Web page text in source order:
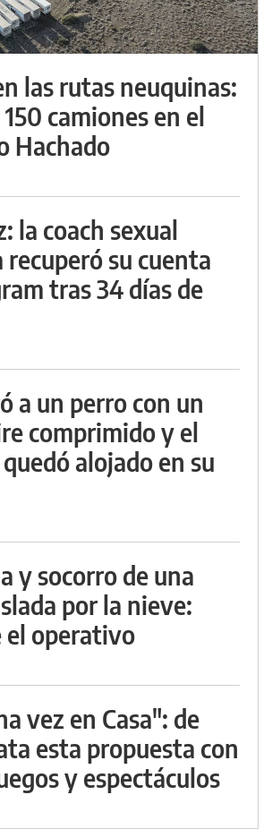
las rutas neuquinas:
camiones en el
Hachado
la coach sexual
recuperó su cuenta
tras 34 días de
a un perro con un
comprimido y el
alojado en su
y socorro de una
por la nieve:
el operativo
vez en Casa": de
esta propuesta con
y espectáculos